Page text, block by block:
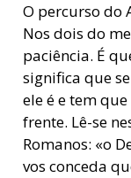
O percurso do
Nos dois do
paciência. É
significa que
ele é e tem
frente. Lê-se
Romanos: «o
vos conceda